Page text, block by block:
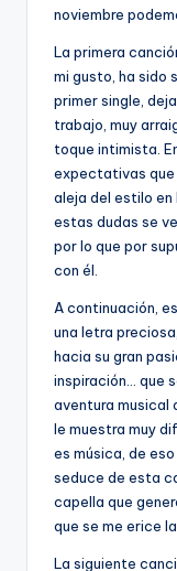
noviembre
La primera
mi gusto, ha sido
primer single,
trabajo, muy
toque intimista.
expectativas que
aleja del estilo en
estas dudas se
por lo que por
con él.
A continuación,
una letra
hacia su gran
inspiración… que
aventura musical
le muestra muy
es música, de
seduce de esta
capella que
que se me erice la
La siguiente